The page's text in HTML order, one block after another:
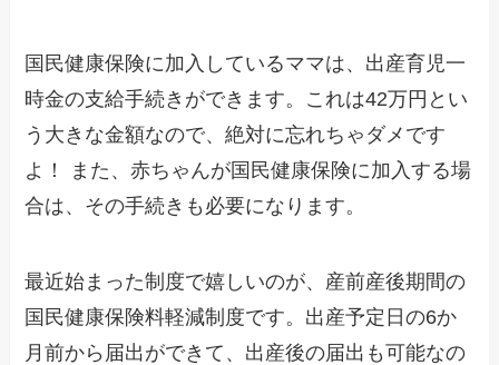
国民健康保険に加入しているママは、出産育児一
時金の支給手続きができます。これは42万円とい
う大きな金額なので、絶対に忘れちゃダメです
よ！ また、赤ちゃんが国民健康保険に加入する場
合は、その手続きも必要になります。
最近始まった制度で嬉しいのが、産前産後期間の
国民健康保険料軽減制度です。出産予定日の6か
月前から届出ができて、出産後の届出も可能なの